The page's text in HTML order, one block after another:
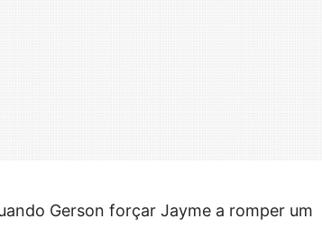
Gerson forçar Jayme a romper um